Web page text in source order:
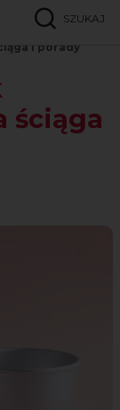
SZUKAJ
i porady
ściąga